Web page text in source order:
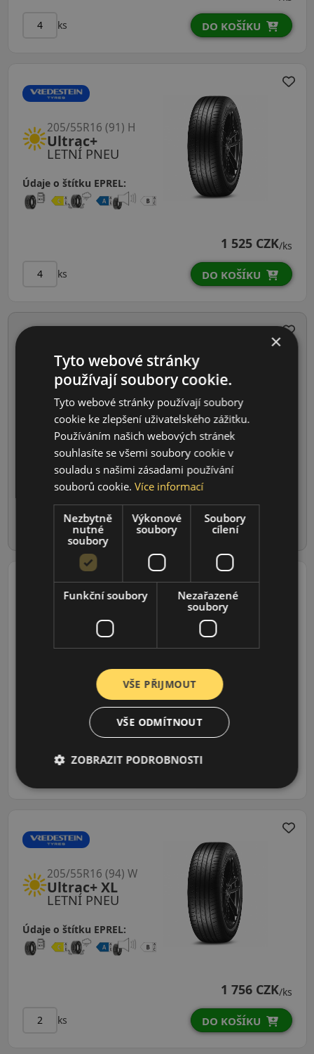
ks DO KOŠÍKU
LETNÍ PNEU
Ultrac+
205/55R16 (91) H
Údaje o štítku EPREL:
1 525 CZK/ks
ks DO KOŠÍKU
LETNÍ PNEU
UltracVorti
R+XLFSL DOT21
235/30R20 (88) Y
Údaje o štítku EPREL:
ks DO KOŠÍKU
LETNÍ PNEU
Ultrac+ XL
185/60R15 (88) H
Údaje o štítku EPREL:
1 626 CZK
LETNÍ PNEU
Ultrac+ XL
205/55R16 (94) W
Údaje o štítku EPREL:
1 756 CZK/ks
ks DO KOŠÍKU
×
Tyto webové stránky
používají soubory cookie.
Tyto webové stránky používají soubory
cookie ke zlepšení uživatelského zážitku.
Používáním našich webových stránek
souhlasíte se všemi soubory cookie v
souladu s našimi zásadami používání
souborů cookie.Více informací
Nezbytně
nutné
soubory
Výkonové
soubory
Soubory
cílení
Funkční soubory
Nezařazené
soubory
VŠE PŘIJMOUT
VŠE ODMÍTNOUT
ZOBRAZIT PODROBNOSTI